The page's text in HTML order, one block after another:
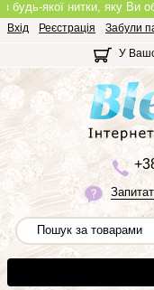
нитки, яку Ви оберете
Вхід Реєстрація
Забули
У
+3